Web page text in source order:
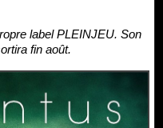
label PLEINJEU. Son
fin août.